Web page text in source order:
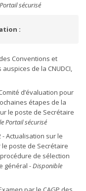
sécurisé
:
Conventions et
de la CNUDCI,
d’évaluation pour
étapes de la
le poste de Secrétaire
Portail sécurisé
- Actualisation sur le
poste de Secrétaire
de sélection
général - Disponible